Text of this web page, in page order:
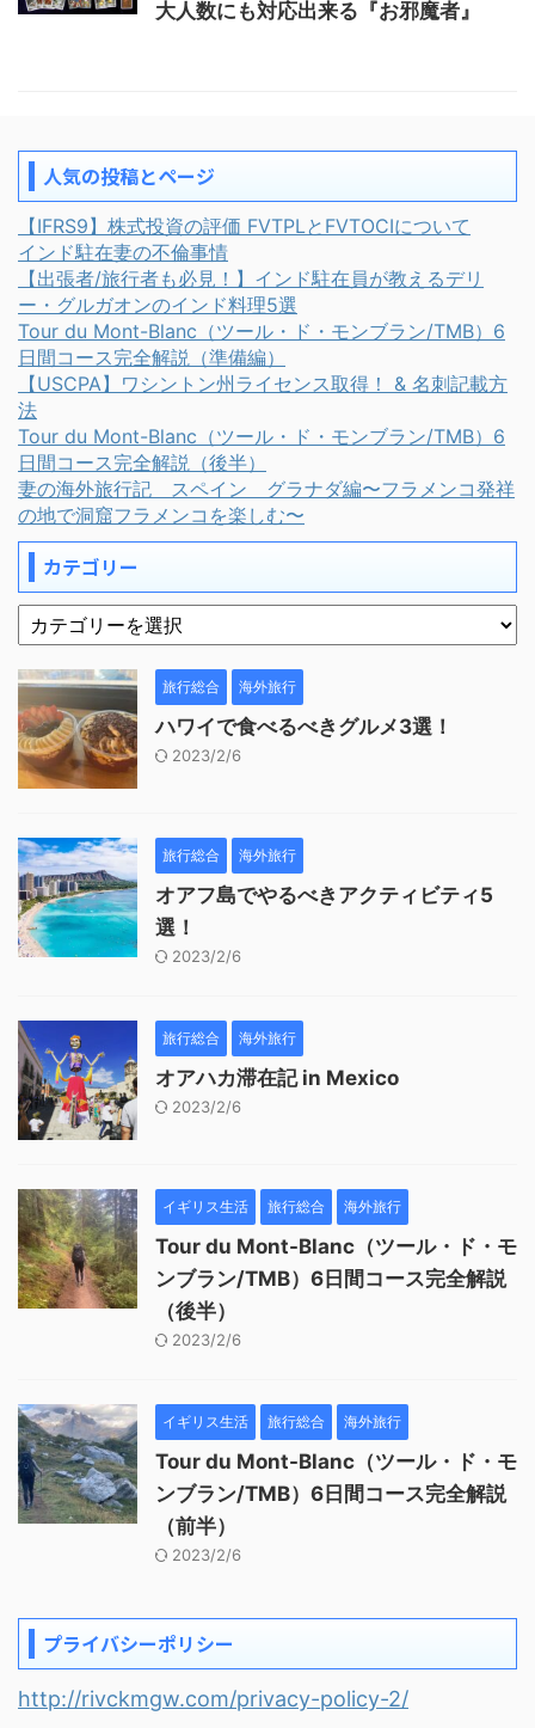
大人数にも対応出来る『お邪魔者』
人気の投稿とページ
【IFRS9】株式投資の評価 FVTPLとFVTOCIについて
インド駐在妻の不倫事情
【出張者/旅行者も必見！】インド駐在員が教えるデリ
ー・グルガオンのインド料理5選
Tour du Mont-Blanc（ツール・ド・モンブラン/TMB）6
日間コース完全解説（準備編）
【USCPA】ワシントン州ライセンス取得！ & 名刺記載方
法
Tour du Mont-Blanc（ツール・ド・モンブラン/TMB）6
日間コース完全解説（後半）
妻の海外旅行記 スペイン グラナダ編〜フラメンコ発祥
の地で洞窟フラメンコを楽しむ〜
カテゴリー
旅行総合 海外旅行
ハワイで食べるべきグルメ3選！
2023/2/6
旅行総合 海外旅行
オアフ島でやるべきアクティビティ5
選！
2023/2/6
旅行総合 海外旅行
オアハカ滞在記 in Mexico
2023/2/6
イギリス生活 旅行総合 海外旅行
Tour du Mont-Blanc（ツール・ド・モ
ンブラン/TMB）6日間コース完全解説
（後半）
2023/2/6
イギリス生活 旅行総合 海外旅行
Tour du Mont-Blanc（ツール・ド・モ
ンブラン/TMB）6日間コース完全解説
（前半）
2023/2/6
プライバシーポリシー
http://rivckmgw.com/privacy-policy-2/